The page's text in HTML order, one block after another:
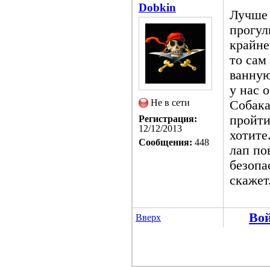
Dobkin
Не в сети
Регистрация:
12/12/2013
Сообщения: 448
Лучше
то сам
у нас
лап
Вверх